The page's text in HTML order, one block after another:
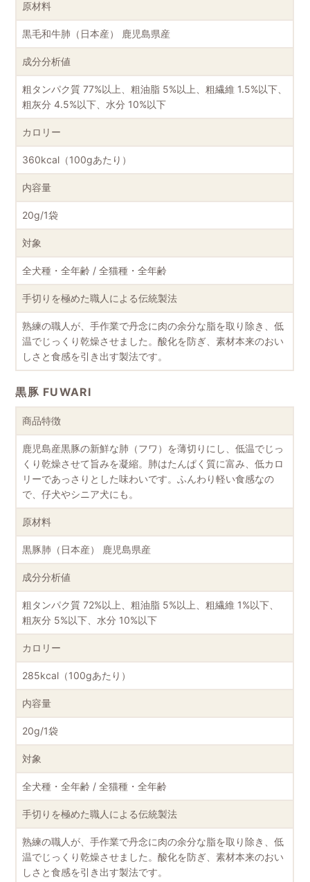
原材料
黒毛和牛肺（日本産） 鹿児島県産
成分分析値
粗タンパク質 77%以上、粗油脂 5%以上、粗繊維 1.5%以下、
粗灰分 4.5%以下、水分 10%以下
カロリー
360kcal（100gあたり）
内容量
20g/1袋
対象
全犬種・全年齢 / 全猫種・全年齢
手切りを極めた職人による伝統製法
熟練の職人が、手作業で丹念に肉の余分な脂を取り除き、低
温でじっくり乾燥させました。酸化を防ぎ、素材本来のおい
しさと食感を引き出す製法です。
黒豚 FUWARI
商品特徴
鹿児島産黒豚の新鮮な肺（フワ）を薄切りにし、低温でじっ
くり乾燥させて旨みを凝縮。肺はたんぱく質に富み、低カロ
リーであっさりとした味わいです。ふんわり軽い食感なの
で、仔犬やシニア犬にも。
原材料
黒豚肺（日本産） 鹿児島県産
成分分析値
粗タンパク質 72%以上、粗油脂 5%以上、粗繊維 1%以下、
粗灰分 5%以下、水分 10%以下
カロリー
285kcal（100gあたり）
内容量
20g/1袋
対象
全犬種・全年齢 / 全猫種・全年齢
手切りを極めた職人による伝統製法
熟練の職人が、手作業で丹念に肉の余分な脂を取り除き、低
温でじっくり乾燥させました。酸化を防ぎ、素材本来のおい
しさと食感を引き出す製法です。